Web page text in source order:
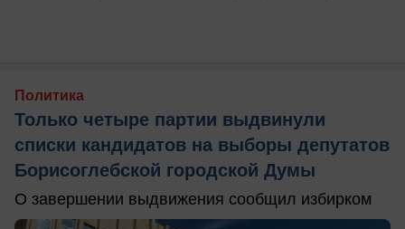
Политика
Только четыре партии выдвинули
списки кандидатов на выборы депутатов
Борисоглебской городской Думы
О завершении выдвижения сообщил избирком